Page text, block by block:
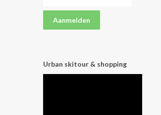
Urban skitour & shopping